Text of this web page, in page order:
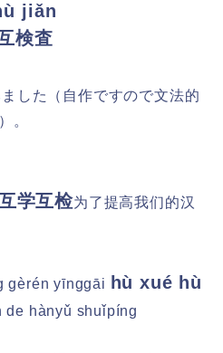
jiǎn
検査
した（自作ですので文法的
。
学互检为了提高我们的汉
gèrén yīnggāi
hù xué hù
de hànyǔ shuǐpíng